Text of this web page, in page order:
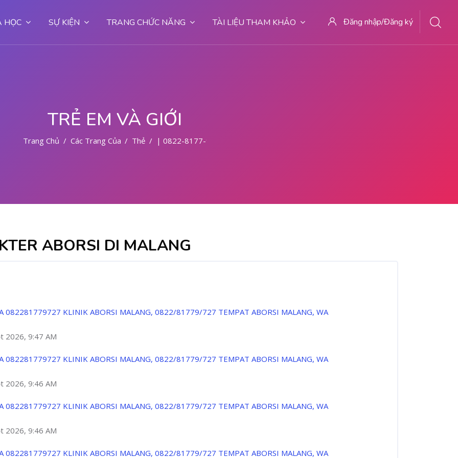
HỌC SỰ KIỆN TRANG CHỨC NĂNG TÀI LIỆU THAM KHẢO Đăng nhập/Đăng ký
TRẺ EM VÀ GIỚI
Trang Chủ Các Trang Của Hệ Thống
Thẻ | 0822-8177-9727 | DOKTER ABORSI DI MALANG
ABORSI DI MALANG
082281779727 KLINIK ABORSI MALANG, 0822/81779/727 TEMPAT ABORSI MALANG, WA
2026, 9:47 AM
082281779727 KLINIK ABORSI MALANG, 0822/81779/727 TEMPAT ABORSI MALANG, WA
2026, 9:46 AM
082281779727 KLINIK ABORSI MALANG, 0822/81779/727 TEMPAT ABORSI MALANG, WA
2026, 9:46 AM
082281779727 KLINIK ABORSI MALANG, 0822/81779/727 TEMPAT ABORSI MALANG, WA